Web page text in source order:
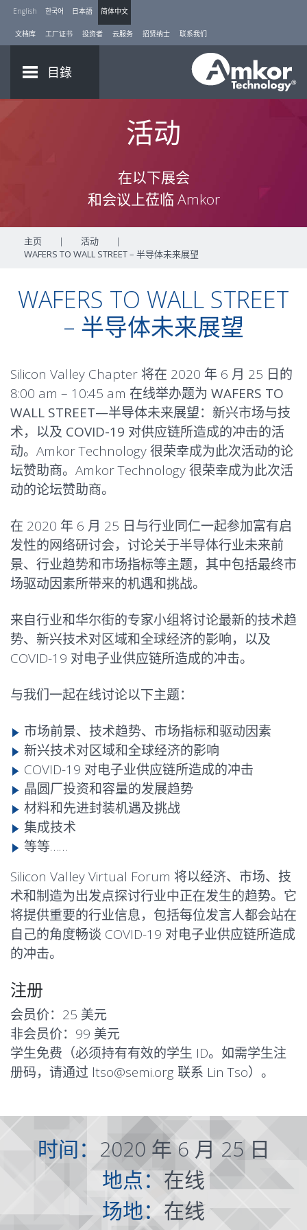
English 한국어 日本語 简体中文
文档库 工厂证书 投资者 云服务 招贤纳士 联系我们
目錄
活动
在以下展会
和会议上莅临 Amkor
主页 | 活动
|
WAFERS TO WALL STREET – 半导体未来展望
WAFERS TO WALL STREET
– 半导体未来展望
Silicon Valley Chapter 将在 2020 年 6 月 25 日的
8:00 am – 10:45 am 在线举办题为 WAFERS TO
WALL STREET—半导体未来展望：新兴市场与技
术，以及 COVID-19 对供应链所造成的冲击的活
动。Amkor Technology 很荣幸成为此次活动的论
坛赞助商。Amkor Technology 很荣幸成为此次活
动的论坛赞助商。
在 2020 年 6 月 25 日与行业同仁一起参加富有启
发性的网络研讨会，讨论关于半导体行业未来前
景、行业趋势和市场指标等主题，其中包括最终市
场驱动因素所带来的机遇和挑战。
来自行业和华尔街的专家小组将讨论最新的技术趋
势、新兴技术对区域和全球经济的影响，以及
COVID-19 对电子业供应链所造成的冲击。
与我们一起在线讨论以下主题：
市场前景、技术趋势、市场指标和驱动因素
新兴技术对区域和全球经济的影响
COVID-19 对电子业供应链所造成的冲击
晶圆厂投资和容量的发展趋势
材料和先进封装机遇及挑战
集成技术
等等……
Silicon Valley Virtual Forum 将以经济、市场、技
术和制造为出发点探讨行业中正在发生的趋势。它
将提供重要的行业信息，包括每位发言人都会站在
自己的角度畅谈 COVID-19 对电子业供应链所造成
的冲击。
注册
会员价：25 美元
非会员价：99 美元
学生免费（必须持有有效的学生 ID。如需学生注
册码，请通过 ltso@semi.org 联系 Lin Tso）。
时间： 2020 年 6 月 25 日
地点：在线
场地： 在线